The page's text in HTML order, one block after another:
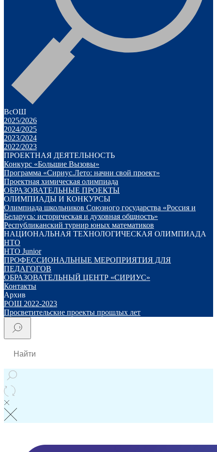
ВсОШ
2025/2026
2024/2025
2023/2024
2022/2023
ПРОЕКТНАЯ ДЕЯТЕЛЬНОСТЬ
Конкурс «Большие Вызовы»
Программа «Сириус.Лето: начни свой проект»
Проектная химическая олимпиада
ОБРАЗОВАТЕЛЬНЫЕ ПРОЕКТЫ
ОЛИМПИАДЫ И КОНКУРСЫ
Олимпиада школьников Союзного государства «Россия и
Беларусь: историческая и духовная общность»
Республиканский турнир юных математиков
НАЦИОНАЛЬНАЯ ТЕХНОЛОГИЧЕСКАЯ ОЛИМПИАДА
НТО
НТО Junior
ПРОФЕССИОНАЛЬНЫЕ МЕРОПРИЯТИЯ ДЛЯ
ПЕДАГОГОВ
ОБРАЗОВАТЕЛЬНЫЙ ЦЕНТР «СИРИУС»
Контакты
Архив
РОШ 2022-2023
Просветительские проекты прошлых лет